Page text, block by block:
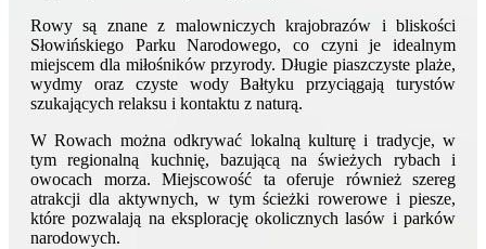
Rowy są znane z malowniczych krajobrazów i bliskości
Słowińskiego Parku Narodowego, co czyni je idealnym
miejscem dla miłośników przyrody. Długie piaszczyste plaże,
wydmy oraz czyste wody Bałtyku przyciągają turystów
szukających relaksu i kontaktu z naturą.
W Rowach można odkrywać lokalną kulturę i tradycje, w
tym regionalną kuchnię, bazującą na świeżych rybach i
owocach morza. Miejscowość ta oferuje również szereg
atrakcji dla aktywnych, w tym ścieżki rowerowe i piesze,
które pozwalają na eksplorację okolicznych lasów i parków
narodowych.